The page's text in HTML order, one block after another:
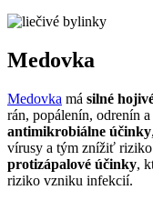
Medovka
Medovka má silné
rán, popálenín, odrenín
antimikrobiálne účinky
vírusy a tým znížiť
protizápalové účinky,
riziko vzniku infekcií.